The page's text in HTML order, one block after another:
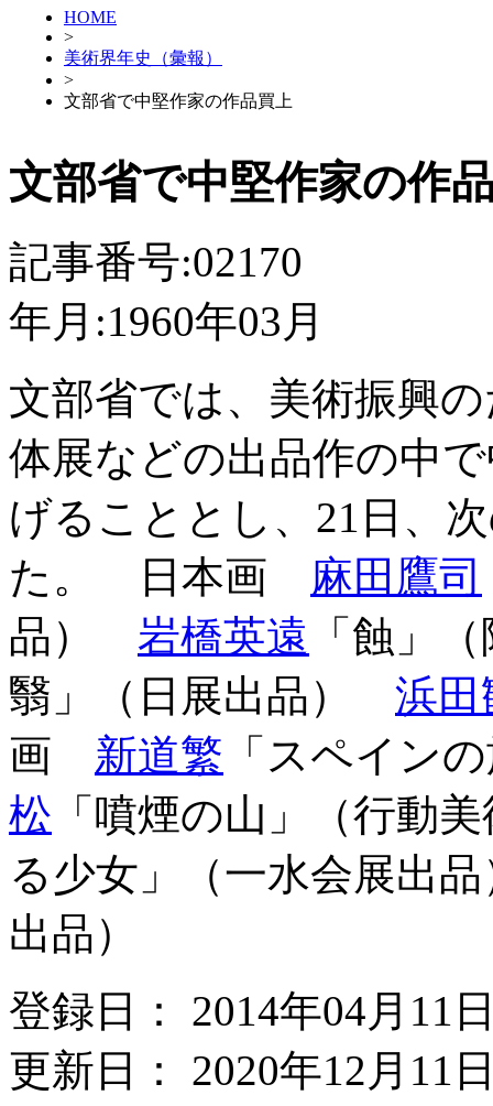
HOME
>
美術界年史（彙報）
>
文部省で中堅作家の作品買上
文部省で中堅作家の作
記事番号:02170
年月:1960年03月
文部省では、美術振興
体展などの出品作の中
げることとし、21日、
た。 日本画 麻田鷹司
品） 岩橋英遠 「蝕」
翳」（日展出品） 浜田
画 新道繁 「スペイン
松 「噴煙の山」（行動
る少女」（一水会展出
出品）
登録日： 2014年04月11
更新日： 2020年12月11